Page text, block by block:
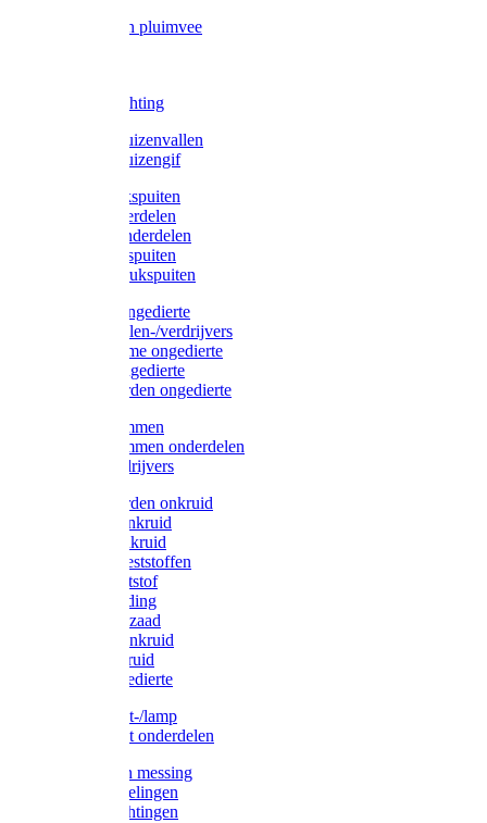
Voerbakken pluimvee
LED verlichting
Ratten / Muizenvallen
Ratten / Muizengif
Gloria drukspuiten
Gloria onderdelen
Gardena onderdelen
Dario drukspuiten
Gardena drukspuiten
Diversen ongedierte
Insectenvallen-/verdrijvers
Protect Home ongedierte
Solabiol ongedierte
Protect Garden ongedierte
Mollenklemmen
Mollenklemmen onderdelen
Mollenverdrijvers
Protect Garden onkruid
Diversen onkruid
Solabiol onkruid
Solabiol meststoffen
Pokon meststof
Pokon voeding
Pokon graszaad
Roundup onkruid
Pokon onkruid
Pokon ongedierte
Vliegenkast-/lamp
Vliegenkast onderdelen
Zuigkorven messing
Geka koppelingen
Geka afdichtingen